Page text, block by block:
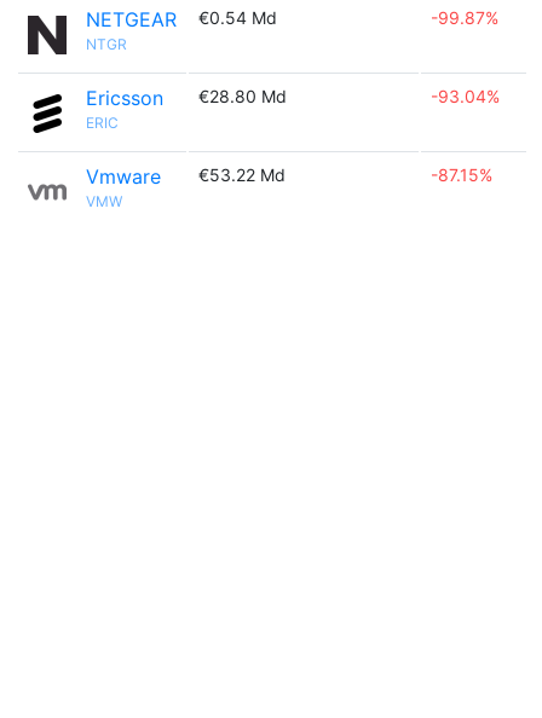
NETGEAR
NTGR
€0.54 Md -99.87%
Ericsson
ERIC
€28.80 Md -93.04%
Vmware
VMW
€53.22 Md -87.15%